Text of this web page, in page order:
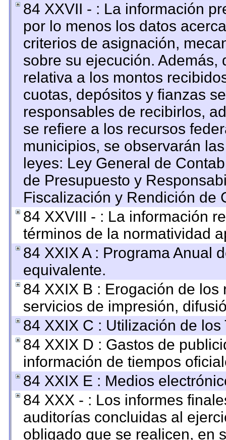
84 XXVII - : La información
por lo menos los datos
criterios de asignación,
sobre su ejecución.
relativa a los montos
cuotas, depósitos y fianzas
responsables de recibirlos,
se refiere a los recursos
municipios, se observarán
leyes: Ley General de
de Presupuesto y
Fiscalización y Rendición de
84 XXVIII - : La información
términos de la normatividad
84 XXIX A : Programa Anual
equivalente.
84 XXIX B : Erogación de
servicios de impresión,
84 XXIX C : Utilización de
84 XXIX D : Gastos de
información de tiempos
84 XXIX E : Medios
84 XXX - : Los informes
auditorías concluidas al
obligado que se realicen, en